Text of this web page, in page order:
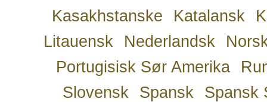
Kasakhstanske
Katalansk
Litauensk
Nederlandsk
Portugisisk Sør Amerika
Slovensk
Spansk
Spansk